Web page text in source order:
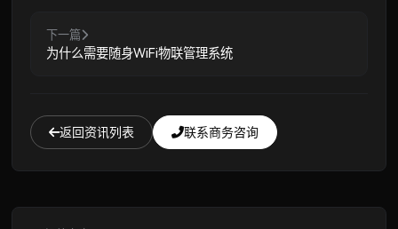
下一篇
为什么需要随身WiFi物联管理系统
返回资讯列表 联系商务咨询